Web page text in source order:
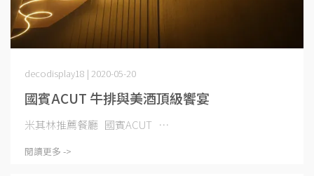
國賓ACUT 牛排與美酒頂級饗宴
decodisplay18 | 2020-05-20
米其林推薦餐廳 國賓ACUT ⋯
閱讀更多 ->